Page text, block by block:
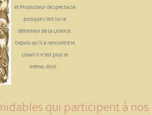
et Producteur de spectacle
puisque c'est lui le
détenteur de la Licence.
Depuis qu'il a rencontré le
clown il n'est plus le
même, dixit.
qui participent à nos